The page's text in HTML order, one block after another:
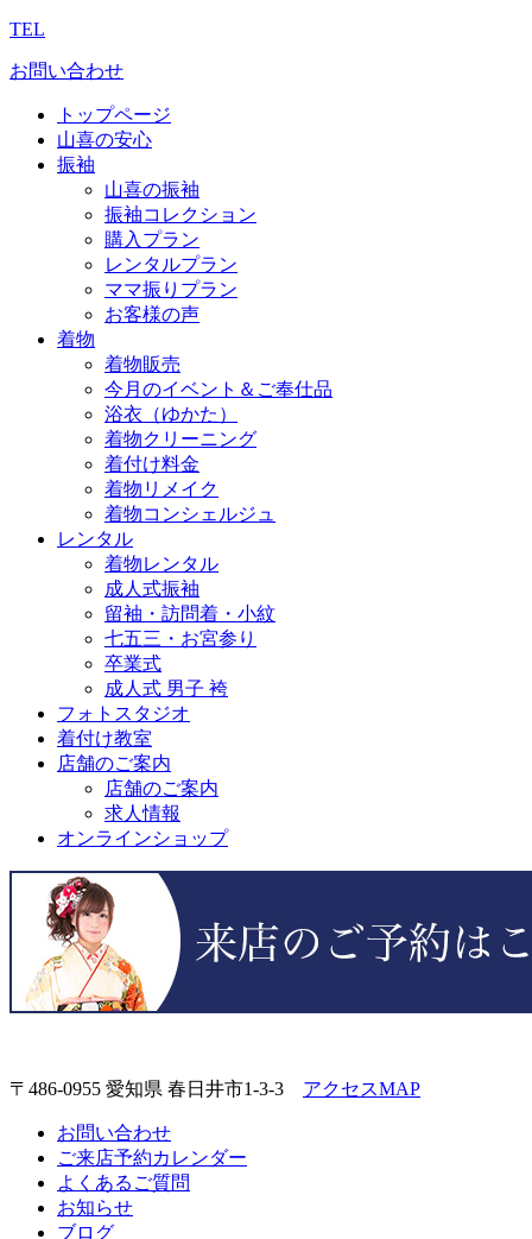
TEL
お問い合わせ
トップページ
山喜の安心
振袖
山喜の振袖
振袖コレクション
購入プラン
レンタルプラン
ママ振りプラン
お客様の声
着物
着物販売
今月のイベント＆ご奉仕品
浴衣（ゆかた）
着物クリーニング
着付け料金
着物リメイク
着物コンシェルジュ
レンタル
着物レンタル
成人式振袖
留袖・訪問着・小紋
七五三・お宮参り
卒業式
成人式 男子 袴
フォトスタジオ
着付け教室
店舗のご案内
店舗のご案内
求人情報
オンラインショップ
〒486-0955 愛知県 春日井市1-3-3 アクセスMAP
お問い合わせ
ご来店予約カレンダー
よくあるご質問
お知らせ
ブログ